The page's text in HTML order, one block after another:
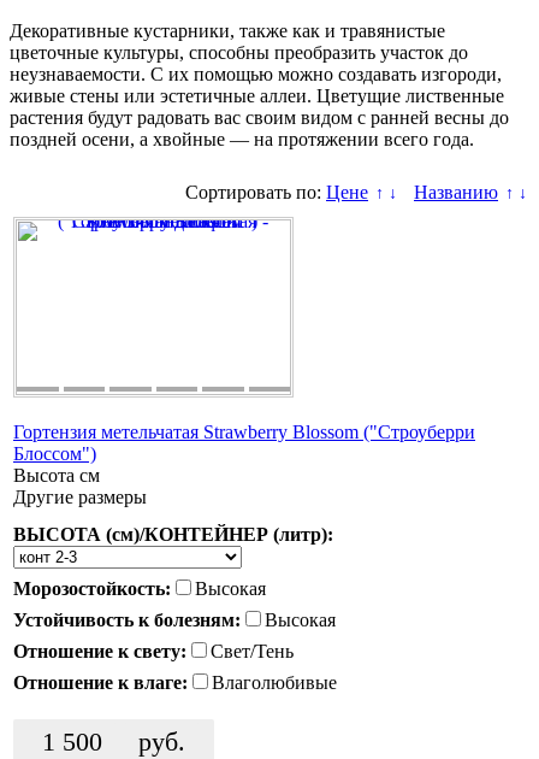
Декоративные кустарники, также как и травянистые
цветочные культуры, способны преобразить участок до
неузнаваемости. С их помощью можно создавать изгороди,
живые стены или эстетичные аллеи. Цветущие лиственные
растения будут радовать вас своим видом с ранней весны до
поздней осени, а хвойные — на протяжении всего года.
Сортировать по: Цене ↑ ↓ Названию ↑ ↓
Гортензия метельчатая Strawberry Blossom ("Строуберри
Блоссом")
Высота см
Другие размеры
ВЫСОТА (см)/КОНТЕЙНЕР (литр):
Морозостойкость:
Высокая
Устойчивость к болезням:
Высокая
Отношение к свету:
Свет/Тень
Отношение к влаге:
Влаголюбивые
1 500 руб.